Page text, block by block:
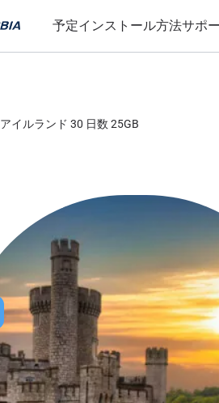
予定インストール方法サポ
アイルランド 30 日数 25GB